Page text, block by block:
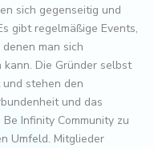
sich gegenseitig und
gibt regelmäßige Events,
man sich
Die Gründer selbst
stehen den
und das
Infinity Community zu
Umfeld. Mitglieder